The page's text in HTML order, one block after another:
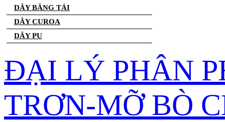
DÂY BĂNG TẢI
DÂY CUROA
DÂY PU
ĐẠI LÝ PHÂN
TRƠN-MỠ BÒ